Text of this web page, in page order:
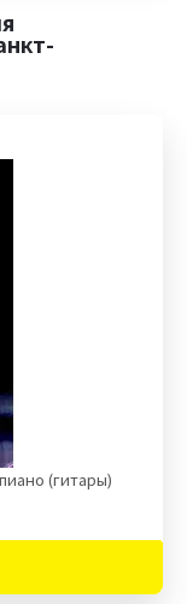
(гитары)